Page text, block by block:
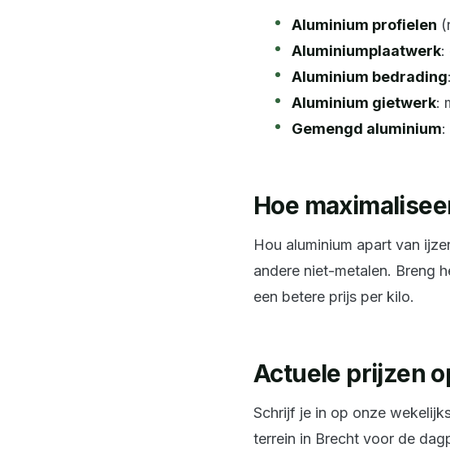
Aluminium profielen
Aluminiumplaatwerk:
Aluminium bedrading
Aluminium gietwerk:
Gemengd aluminium:
Hoe
Hou aluminium apart van
andere niet-metalen. Breng
een betere prijs per kilo.
Actuele prijzen
Schrijf je in op onze
terrein in Brecht voor de